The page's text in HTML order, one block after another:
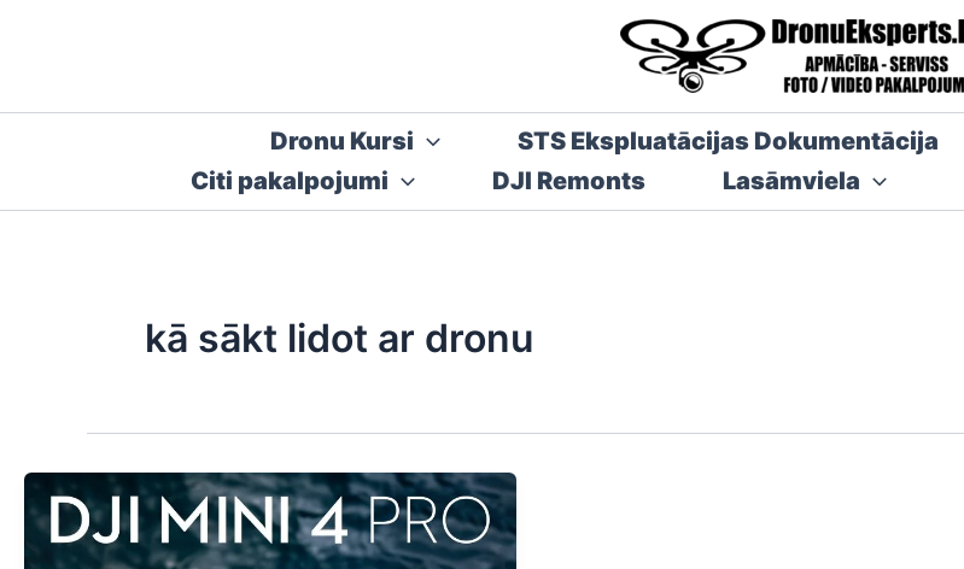
Dronu Kursi STS Ekspluatācijas Dokumentācija
Citi pakalpojumi
DJI Remonts Lasāmviela
kā sākt lidot ar dronu